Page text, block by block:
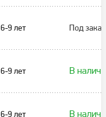
6-9 лет Под заказ
6-9 лет В
6-9 лет В